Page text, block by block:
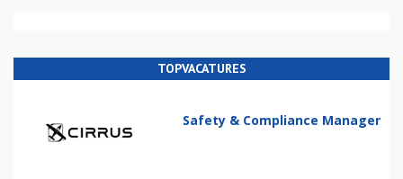
TOPVACATURES
Safety & Compliance Manager